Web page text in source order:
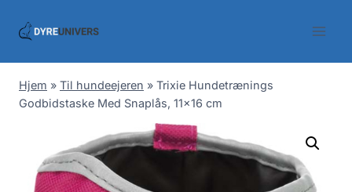
Hjem » Til hundeejeren » Trixie Hundetrænings
Godbidstaske Med Snaplås, 11×16 cm